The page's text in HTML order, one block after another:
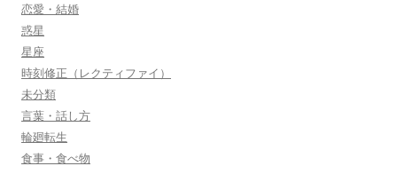
恋愛・結婚
惑星
星座
時刻修正（レクティファイ）
未分類
言葉・話し方
輪廻転生
食事・食べ物